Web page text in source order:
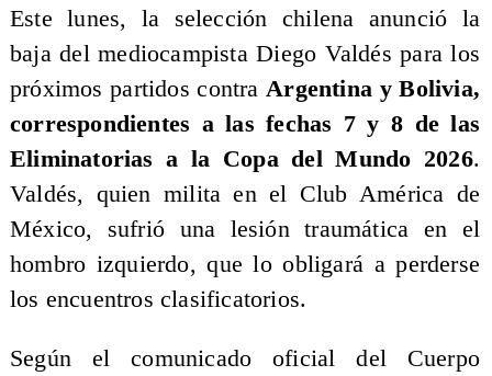
Este lunes, la selección chilena anunció la
baja del mediocampista Diego Valdés para los
próximos partidos contraArgentina y Bolivia,
correspondientes a las fechas 7 y 8 de las
Eliminatorias a la Copa del Mundo 2026.
Valdés, quien milita en el Club América de
México, sufrió una lesión traumática en el
hombro izquierdo, que lo obligará a perderse
los encuentros clasificatorios.
Según el comunicado oficial del Cuerpo